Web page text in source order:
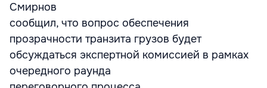
Смирнов
сообщил, что вопрос обеспечения
прозрачности транзита грузов будет
обсуждаться экспертной комиссией в рамках
очередного раунда